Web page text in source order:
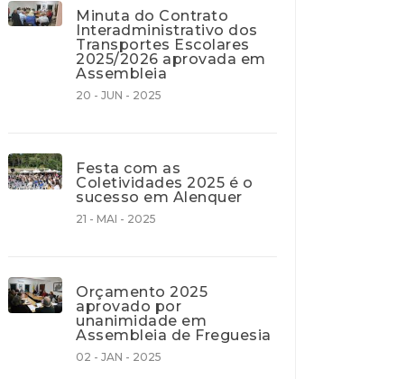
Minuta do Contrato
Interadministrativo dos
Transportes Escolares
2025/2026 aprovada em
Assembleia
20 - JUN - 2025
Festa com as
Coletividades 2025 é o
sucesso em Alenquer
21 - MAI - 2025
Orçamento 2025
aprovado por
unanimidade em
Assembleia de Freguesia
02 - JAN - 2025